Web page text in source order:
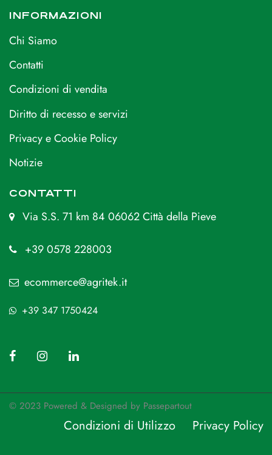
INFORMAZIONI
Chi Siamo
Contatti
Condizioni di vendita
Diritto di recesso e servizi
Privacy e Cookie Policy
Notizie
CONTATTI
Via S.S. 71 km 84 06062 Città della Pieve
+39 0578 228003
ecommerce@agritek.it
+39 347 1750424
© 2023 Powered & Designed by Passepartout
Condizioni di Utilizzo Privacy Policy